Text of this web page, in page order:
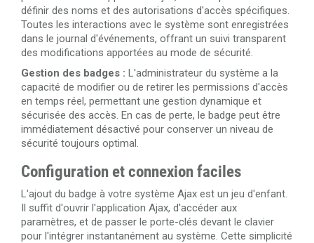
définir des noms et des autorisations d'accès spécifiques.
Toutes les interactions avec le système sont enregistrées
dans le journal d'événements, offrant un suivi transparent
des modifications apportées au mode de sécurité.
Gestion des badges : L'administrateur du système a la
capacité de modifier ou de retirer les permissions d'accès
en temps réel, permettant une gestion dynamique et
sécurisée des accès. En cas de perte, le badge peut être
immédiatement désactivé pour conserver un niveau de
sécurité toujours optimal.
Configuration et connexion faciles
L'ajout du badge à votre système Ajax est un jeu d'enfant.
Il suffit d'ouvrir l'application Ajax, d'accéder aux
paramètres, et de passer le porte-clés devant le clavier
pour l'intégrer instantanément au système. Cette simplicité